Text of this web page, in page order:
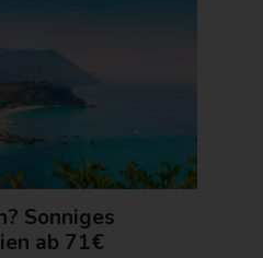
Sonniges
ab 71€